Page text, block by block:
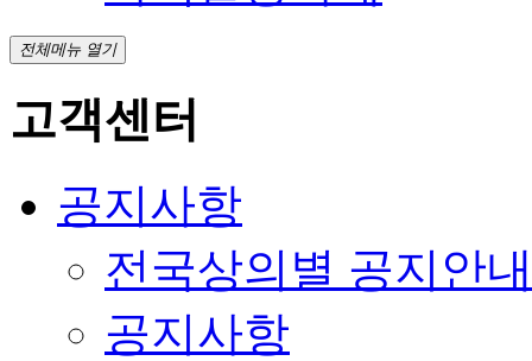
전체메뉴 열기
고객센터
공지사항
전국상의별 공지안내
공지사항